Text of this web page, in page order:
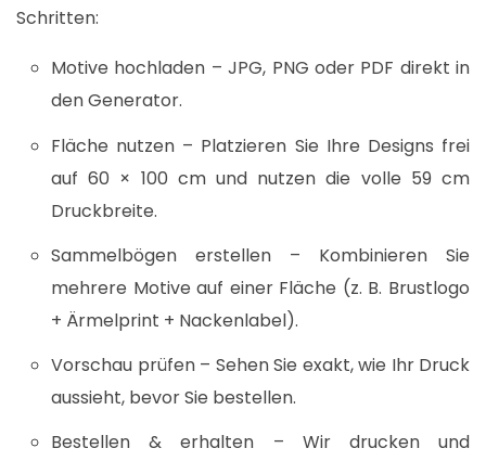
Schritten:​
Motive hochladen – JPG, PNG oder PDF direkt in
den Generator.
Fläche nutzen – Platzieren Sie Ihre Designs frei
auf 60 × 100 cm und nutzen die volle 59 cm
Druckbreite.
Sammelbögen erstellen – Kombinieren Sie
mehrere Motive auf einer Fläche (z. B. Brustlogo
+ Ärmelprint + Nackenlabel).
Vorschau prüfen – Sehen Sie exakt, wie Ihr Druck
aussieht, bevor Sie bestellen.
Bestellen & erhalten – Wir drucken und